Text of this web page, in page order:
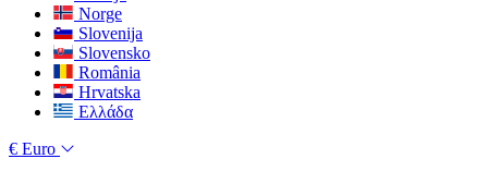
Norge
Slovenija
Slovensko
România
Hrvatska
Ελλάδα
€ Euro